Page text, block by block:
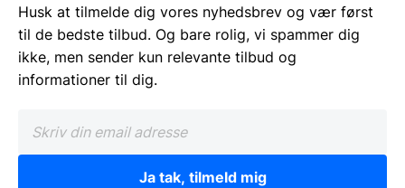
Husk at tilmelde dig vores nyhedsbrev og vær først
til de bedste tilbud. Og bare rolig, vi spammer dig
ikke, men sender kun relevante tilbud og
informationer til dig.
Ja tak, tilmeld mig